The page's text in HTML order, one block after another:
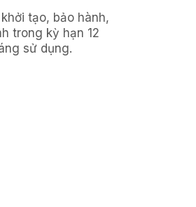
tạo, bảo hành,
trong kỳ hạn 12
sử dụng.